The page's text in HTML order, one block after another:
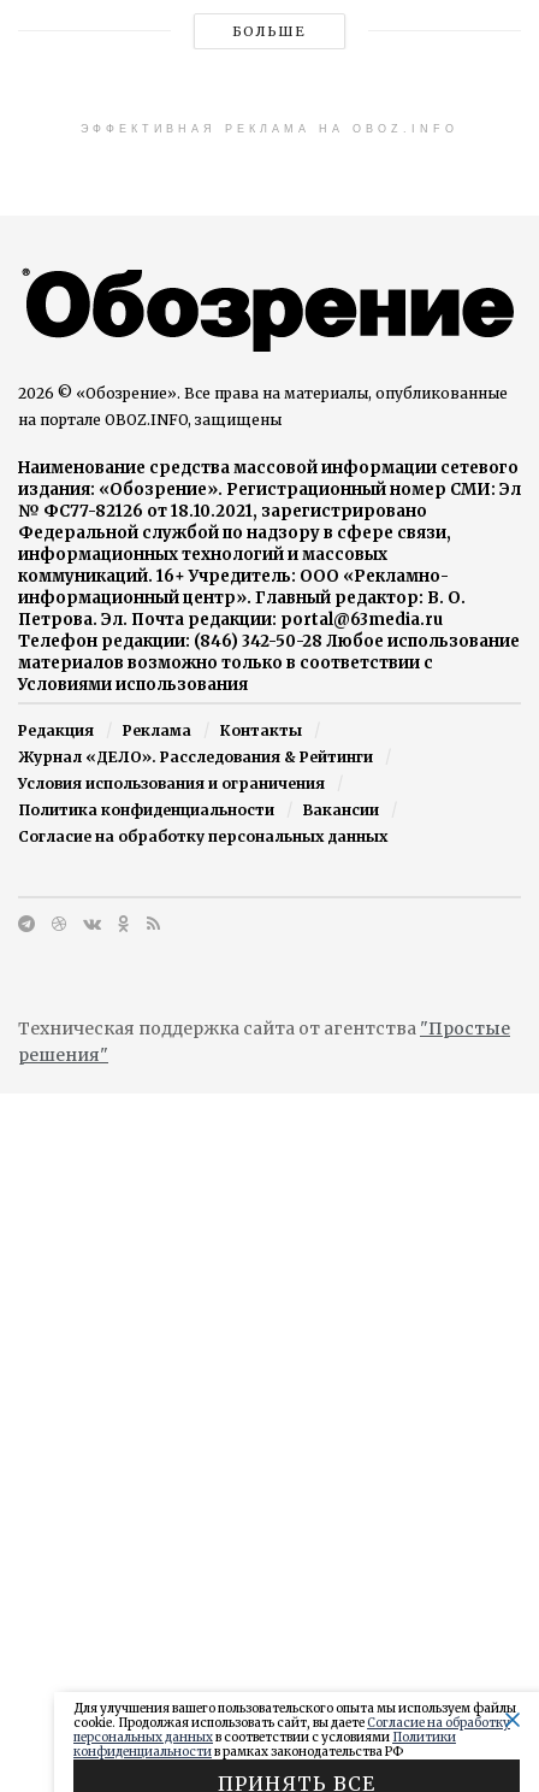
БОЛЬШЕ
ЭФФЕКТИВНАЯ РЕКЛАМА НА OBOZ.INFO
2026 © «Обозрение». Все права на материалы, опубликованные
на портале OBOZ.INFO, защищены
Наименование средства массовой информации сетевого
издания: «Обозрение». Регистрационный номер СМИ: Эл
№ ФС77-82126 от 18.10.2021, зарегистрировано
Федеральной службой по надзору в сфере связи,
информационных технологий и массовых
коммуникаций. 16+ Учредитель: ООО «Рекламно-
информационный центр». Главный редактор: В. О.
Петрова. Эл. Почта редакции: portal@63media.ru
Телефон редакции: (846) 342-50-28 Любое использование
материалов возможно только в соответствии с
Условиями использования
Редакция Реклама
Контакты
Журнал «ДЕЛО». Расследования & Рейтинги
Условия использования и ограничения
Политика конфиденциальности
Вакансии
Согласие на обработку персональных данных
Техническая поддержка сайта от агентства "Простые
решения"
Для улучшения вашего пользовательского опыта мы используем файлы
cookie. Продолжая использовать сайт, вы даетеСогласие на обработку
персональных данныхв соответствии с условиями Политики
конфиденциальностив рамках законодательства РФ
ПРИНЯТЬ ВСЕ